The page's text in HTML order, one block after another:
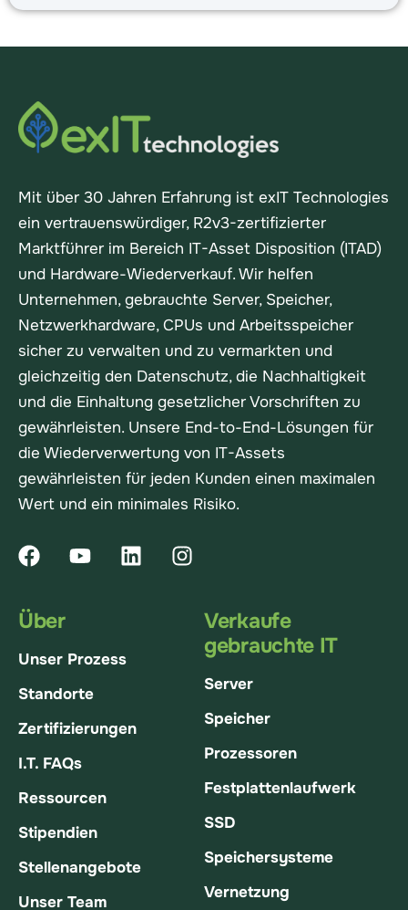
Mit über 30 Jahren Erfahrung ist exIT Technologies
ein vertrauenswürdiger, R2v3-zertifizierter
Marktführer im Bereich IT-Asset Disposition (ITAD)
und Hardware-Wiederverkauf. Wir helfen
Unternehmen, gebrauchte Server, Speicher,
Netzwerkhardware, CPUs und Arbeitsspeicher
sicher zu verwalten und zu vermarkten und
gleichzeitig den Datenschutz, die Nachhaltigkeit
und die Einhaltung gesetzlicher Vorschriften zu
gewährleisten. Unsere End-to-End-Lösungen für
die Wiederverwertung von IT-Assets
gewährleisten für jeden Kunden einen maximalen
Wert und ein minimales Risiko.
Über
Unser Prozess
Standorte
Zertifizierungen
I.T. FAQs
Ressourcen
Stipendien
Stellenangebote
Unser Team
Verkaufe
gebrauchte IT
Server
Speicher
Prozessoren
Festplattenlaufwerk
SSD
Speichersysteme
Vernetzung